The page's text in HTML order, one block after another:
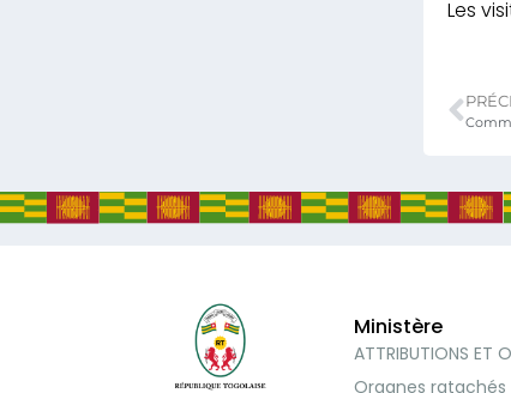
Les
Ministère
ATTRIBUTIONS ET
Organes ratachés